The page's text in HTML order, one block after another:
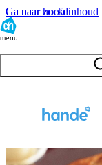
Ga naar hoofdinhoud
Ga naar zoeken
menu